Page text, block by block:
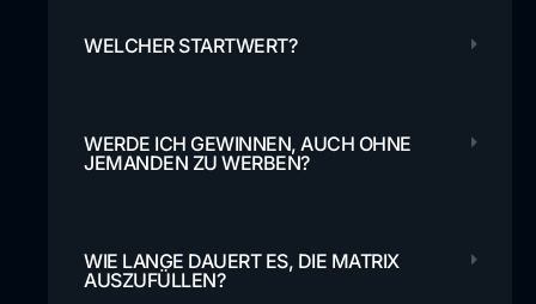
WELCHER STARTWERT?
WERDE ICH GEWINNEN, AUCH OHNE
JEMANDEN ZU WERBEN?
WIE LANGE DAUERT ES, DIE MATRIX
AUSZUFÜLLEN?